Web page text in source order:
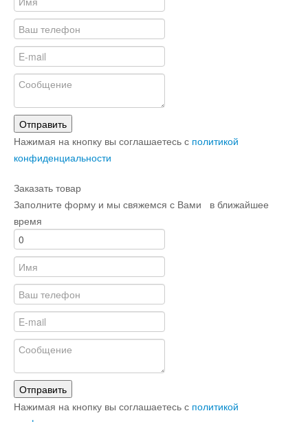
Отправить
Нажимая на кнопку вы соглашаетесь с политикой
конфиденциальности
Заказать товар
Заполните форму и мы свяжемся с Вами в ближайшее
время
Отправить
Нажимая на кнопку вы соглашаетесь с политикой